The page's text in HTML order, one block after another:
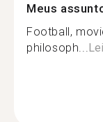
Meus
Football,
philosoph...